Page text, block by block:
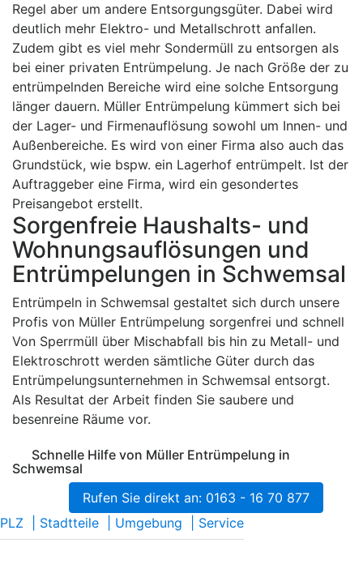
Regel aber um andere Entsorgungsgüter. Dabei wird
deutlich mehr Elektro- und Metallschrott anfallen.
Zudem gibt es viel mehr Sondermüll zu entsorgen als
bei einer privaten Entrümpelung. Je nach Größe der zu
entrümpelnden Bereiche wird eine solche Entsorgung
länger dauern. Müller Entrümpelung kümmert sich bei
der Lager- und Firmenauflösung sowohl um Innen- und
Außenbereiche. Es wird von einer Firma also auch das
Grundstück, wie bspw. ein Lagerhof entrümpelt. Ist der
Auftraggeber eine Firma, wird ein gesondertes
Preisangebot erstellt.
Sorgenfreie Haushalts- und
Wohnungsauflösungen und
Entrümpelungen in Schwemsal
Entrümpeln in Schwemsal gestaltet sich durch unsere
Profis von Müller Entrümpelung sorgenfrei und schnell
Von Sperrmüll über Mischabfall bis hin zu Metall- und
Elektroschrott werden sämtliche Güter durch das
Entrümpelungsunternehmen in Schwemsal entsorgt.
Als Resultat der Arbeit finden Sie saubere und
besenreine Räume vor.
Schnelle Hilfe von Müller Entrümpelung in
Schwemsal
Rufen Sie direkt an: 0163 - 16 70 877
PLZ
Stadtteile Umgebung Service